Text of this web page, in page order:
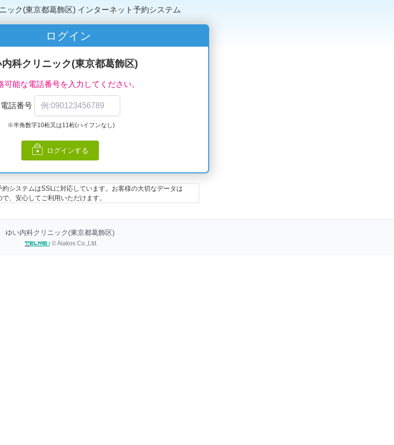
ック(東京都葛飾区) インターネット予約システム
ログイン
内科クリニック(東京都葛飾区)
可能な電話番号を入力してください。
電話番号
※半角数字10桁又は11桁(ハイフンなし)
ログインする
システムはSSLに対応しています。お客様の大切なデータは
、安心してご利用いただけます。
ゆい内科クリニック(東京都葛飾区)
© Aiakos Co.,Ltd.